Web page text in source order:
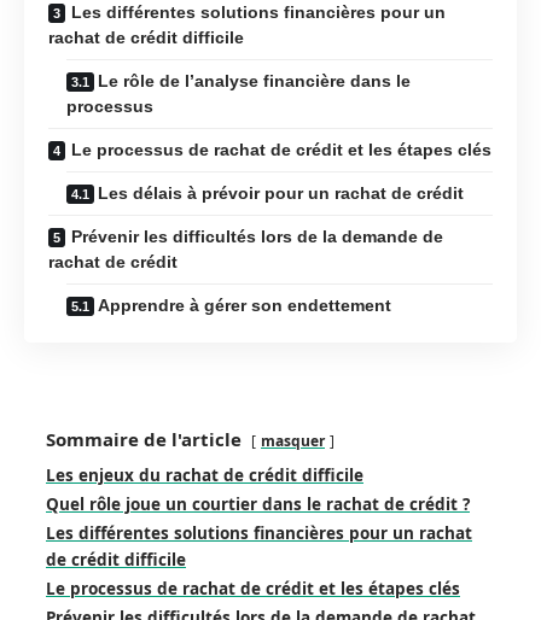
Les différentes solutions financières pour un
rachat de crédit difficile
Le rôle de l’analyse financière dans le
processus
Le processus de rachat de crédit et les étapes clés
Les délais à prévoir pour un rachat de crédit
Prévenir les difficultés lors de la demande de
rachat de crédit
Apprendre à gérer son endettement
Sommaire de l'article masquer
Les enjeux du rachat de crédit difficile
Quel rôle joue un courtier dans le rachat de crédit ?
Les différentes solutions financières pour un rachat
de crédit difficile
Le processus de rachat de crédit et les étapes clés